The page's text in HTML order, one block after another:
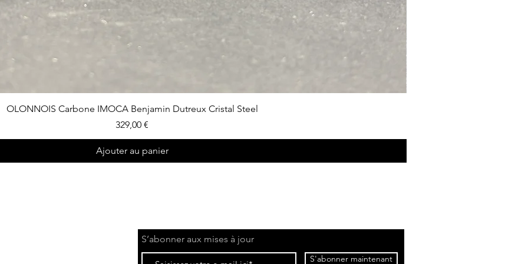
Aperçu rapide
OLONNOIS Carbone IMOCA Benjamin Dutreux Cristal Steel
Prix
329,00 €
Ajouter au panier
S’abonner aux mises à jour
S'abonner maintenant